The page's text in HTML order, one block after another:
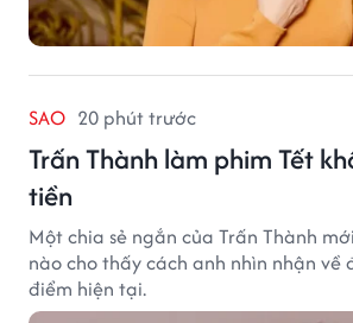
SAO 20 phút trước
Trấn Thành làm phim Tết
tiền
Một chia sẻ ngắn của Trấn Thành
nào cho thấy cách anh nhìn nhận về
điểm hiện tại.